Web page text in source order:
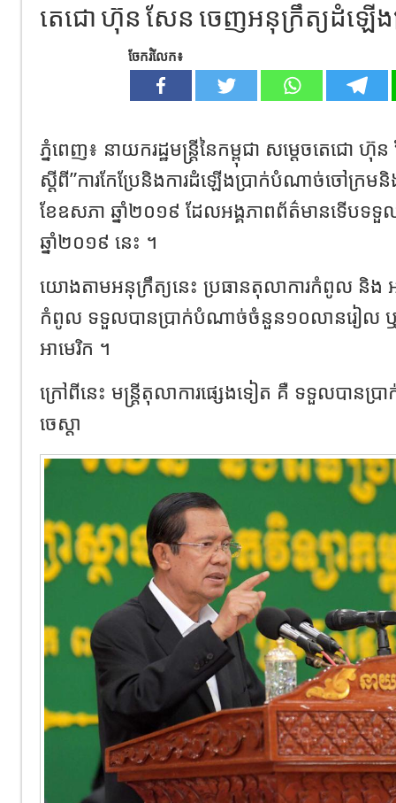
តេជោ​ ហ៊ុន​ សែន​ ចេញ​អនុក្រឹត្យ​ដំឡើ
ចែករំលែក៖
ភ្នំពេញ​៖ នាយករដ្ឋមន្ត្រី​នៃ​កម្ពុជា​ សម្តេច​តេជោ​
ស្តីពី​”ការ​កែប្រែ​និង​ការ​ដំឡើង​ប្រាក់​បំណាច់​ចៅក្រម​និង​
ខែ​ឧសភា​ ឆ្នាំ​២០១៩​ ដែល​អង្គភាព​ព័ត៌មាន​ទេីប​ទទួ
ឆ្នាំ​២០១៩​ នេះ​ ។
យោង​តាម​អនុក្រឹត្យ​នេះ​ ប្រធាន​តុលាការ​កំពូល​ និង​ អគ្
កំពូល​ ទទួល​បាន​ប្រាក់​បំណាច់​ចំនួន​១០លាន​រៀល​ ឬ​
អាមេរិក​ ។
ក្រៅ​ពី​នេះ​ មន្ត្រី​តុលាការ​ផ្សេងទៀត​ គឺ​ ទទួល​បាន​ប្
ចេស្តា